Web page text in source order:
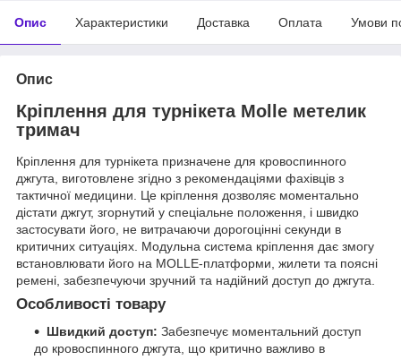
Опис Характеристики Доставка Оплата Умови
Опис
Кріплення для турнікета Molle метелик
тримач
Кріплення для турнікета призначене для кровоспинного
джгута, виготовлене згідно з рекомендаціями фахівців з
тактичної медицини. Це кріплення дозволяє моментально
дістати джгут, згорнутий у спеціальне положення, і швидко
застосувати його, не витрачаючи дорогоцінні секунди в
критичних ситуаціях. Модульна система кріплення дає змогу
встановлювати його на MOLLE-платформи, жилети та поясні
ремені, забезпечуючи зручний та надійний доступ до джгута.
Особливості товару
Швидкий доступ: Забезпечує моментальний доступ
до кровоспинного джгута, що критично важливо в